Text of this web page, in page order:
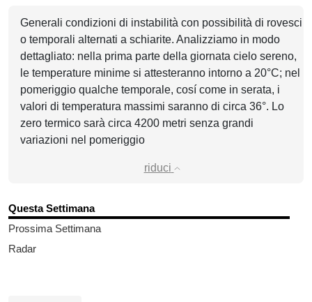
Generali condizioni di instabilità con possibilità di rovesci
o temporali alternati a schiarite. Analizziamo in modo
dettagliato: nella prima parte della giornata cielo sereno,
le temperature minime si attesteranno intorno a 20°C; nel
pomeriggio qualche temporale, cosí come in serata, i
valori di temperatura massimi saranno di circa 36°. Lo
zero termico sarà circa 4200 metri senza grandi
variazioni nel pomeriggio
riduci
Questa Settimana
Prossima Settimana
Radar